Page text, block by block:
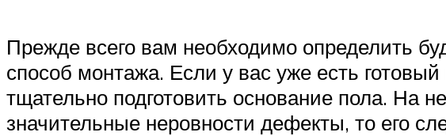
Прежде всего вам необходимо определить
способ монтажа. Если у вас уже есть
тщательно подготовить основание пола. На
значительные неровности дефекты, то его